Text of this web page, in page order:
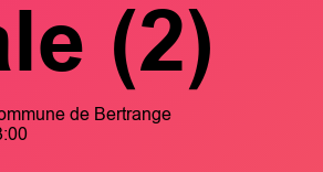
(2)
de Bertrange